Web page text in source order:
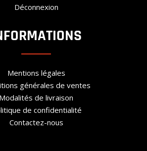
Déconnexion
Mentions légales
générales de ventes
Modalités de livraison
de confidentialité
Contactez-nous